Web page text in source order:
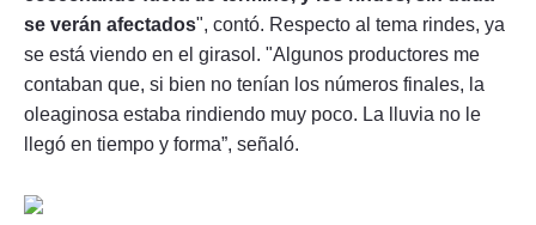
se verán afectados", contó. Respecto al tema rindes, ya
se está viendo en el girasol. "Algunos productores me
contaban que, si bien no tenían los números finales, la
oleaginosa estaba rindiendo muy poco. La lluvia no le
llegó en tiempo y forma”, señaló.